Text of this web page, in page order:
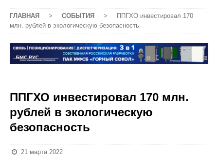
ГЛАВНАЯ > СОБЫТИЯ >
ППГХО инвестировал 170
млн. рублей в экологическую безопасность
ППГХО инвестировал 170 млн.
рублей в экологическую
безопасность
21 марта 2022